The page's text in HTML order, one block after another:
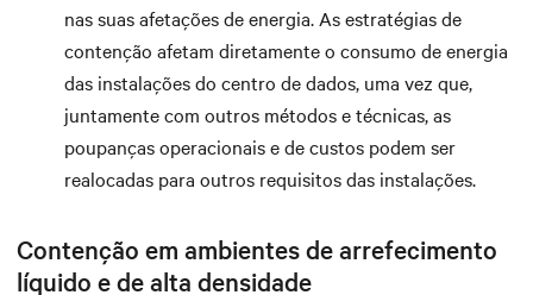
nas suas afetações de energia. As estratégias de
contenção afetam diretamente o consumo de energia
das instalações do centro de dados, uma vez que,
juntamente com outros métodos e técnicas, as
poupanças operacionais e de custos podem ser
realocadas para outros requisitos das instalações.
Contenção em ambientes de arrefecimento
líquido e de alta densidade